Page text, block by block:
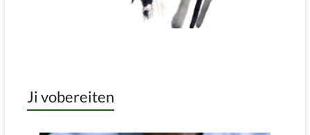
Ji vobereiten